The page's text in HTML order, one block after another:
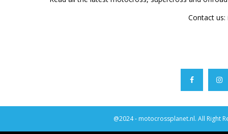
Contact us:
@2024 - motocrossplanet.nl. All Right